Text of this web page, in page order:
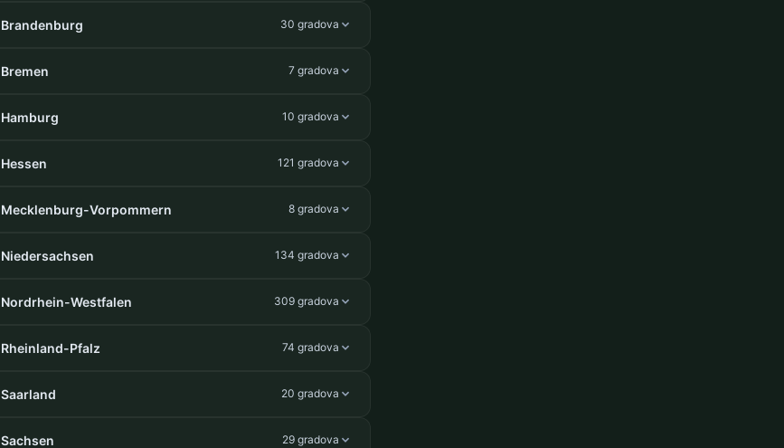
Brandenburg 30 gradova
Bremen 7 gradova
Hamburg 10 gradova
Hessen 121 gradova
Mecklenburg-Vorpommern 8 gradova
Niedersachsen 134 gradova
Nordrhein-Westfalen 309 gradova
Rheinland-Pfalz 74 gradova
Saarland 20 gradova
Sachsen 29 gradova